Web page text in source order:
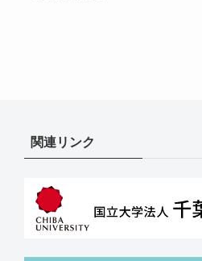
関連リンク